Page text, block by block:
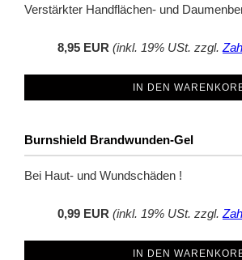
Verstärkter Handflächen- und
8,95 EUR (inkl. 19% USt. zzgl.
IN DEN
Burnshield Brandwunden-Gel
Bei Haut- und Wundschäden !
0,99 EUR (inkl. 19% USt. zzgl.
IN DEN